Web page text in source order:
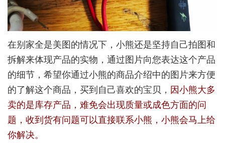
在别家全是美图的情况下，小熊还是坚持自己拍图和
拆解来体现产品的实物，通过图片向您表达这个产品
的细节，希望你通过小熊的商品介绍中的图片来方便
的了解这个商品，买到自己喜欢的宝贝， 因小熊大多
卖的是库存产品，难免会出现质量或成色方面的问
题，收到货有问题可以直接联系小熊，小熊会马上给
你解决。